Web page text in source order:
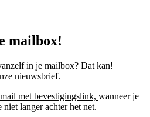
mailbox!
in je mailbox? Dat kan!
nieuwsbrief.
met bevestigingslink, wanneer je
niet langer achter het net.